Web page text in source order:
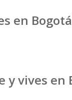
en
y vives